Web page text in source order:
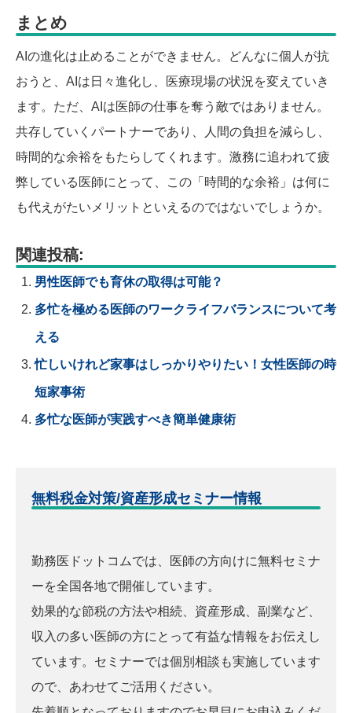
まとめ
AIの進化は止めることができません。どんなに個人が抗
おうと、AIは日々進化し、医療現場の状況を変えていき
ます。ただ、AIは医師の仕事を奪う敵ではありません。
共存していくパートナーであり、人間の負担を減らし、
時間的な余裕をもたらしてくれます。激務に追われて疲
弊している医師にとって、この「時間的な余裕」は何に
も代えがたいメリットといえるのではないでしょうか。
関連投稿:
男性医師でも育休の取得は可能？
多忙を極める医師のワークライフバランスについて考
える
忙しいけれど家事はしっかりやりたい！女性医師の時
短家事術
多忙な医師が実践すべき簡単健康術
無料税金対策/資産形成セミナー情報
勤務医ドットコムでは、医師の方向けに無料セミナ
ーを全国各地で開催しています。
効果的な節税の方法や相続、資産形成、副業など、
収入の多い医師の方にとって有益な情報をお伝えし
ています。セミナーでは個別相談も実施しています
ので、あわせてご活用ください。